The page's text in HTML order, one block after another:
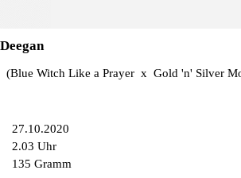
Deegan
(Blue Witch Like a Prayer x Gold 'n' Silver
27.10.2020
2.03 Uhr
135 Gramm